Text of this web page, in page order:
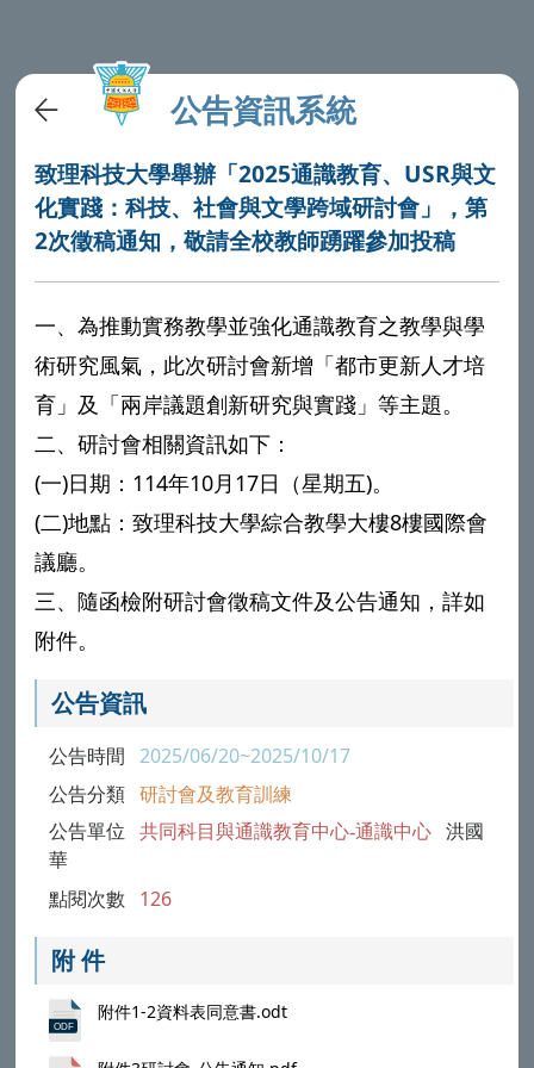
公告資訊系統
致理科技大學舉辦「2025通識教育、USR與文
化實踐：科技、社會與文學跨域研討會」，第
2次徵稿通知，敬請全校教師踴躍參加投稿
一、為推動實務教學並強化通識教育之教學與學
術研究風氣，此次研討會新增「都市更新人才培
育」及「兩岸議題創新研究與實踐」等主題。
二、研討會相關資訊如下：
(一)日期：114年10月17日（星期五)。
(二)地點：致理科技大學綜合教學大樓8樓國際會
議廳。
三、隨函檢附研討會徵稿文件及公告通知，詳如
附件。
公告資訊
公告時間 2025/06/20~2025/10/17
公告分類 研討會及教育訓練
公告單位 共同科目與通識教育中心-通識中心
洪國
華
點閱次數 126
附 件
附件1-2資料表同意書.odt